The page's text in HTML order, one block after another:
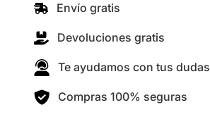
Envío gratis
Devoluciones gratis
Te ayudamos con tus dudas
Compras 100% seguras